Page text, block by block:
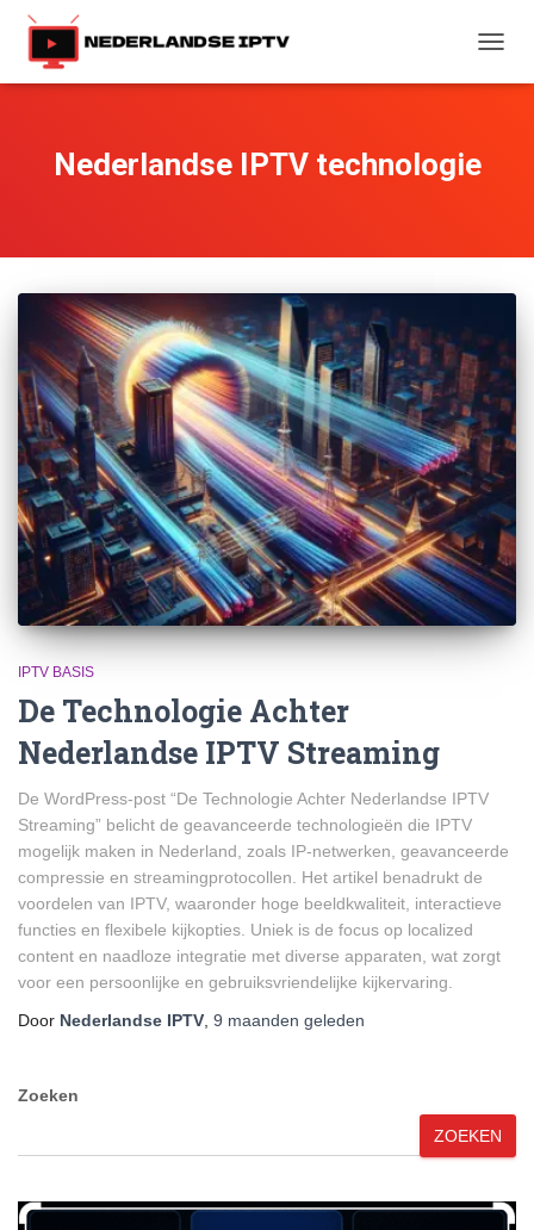
Nederlandse IPTV technologie
IPTV BASIS
De Technologie Achter
Nederlandse IPTV Streaming
De WordPress-post “De Technologie Achter Nederlandse IPTV
Streaming” belicht de geavanceerde technologieën die IPTV
mogelijk maken in Nederland, zoals IP-netwerken, geavanceerde
compressie en streamingprotocollen. Het artikel benadrukt de
voordelen van IPTV, waaronder hoge beeldkwaliteit, interactieve
functies en flexibele kijkopties. Uniek is de focus op localized
content en naadloze integratie met diverse apparaten, wat zorgt
voor een persoonlijke en gebruiksvriendelijke kijkervaring.
Door Nederlandse IPTV 9 maanden geleden
Zoeken
ZOEKEN